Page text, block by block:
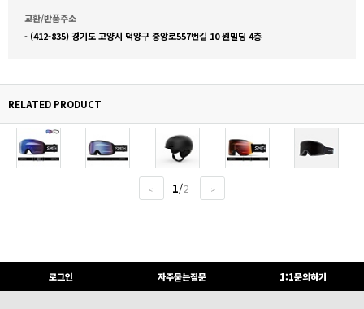
교환/반품주소
- (412-835) 경기도 고양시 덕양구 중앙로557번길 10 원빌딩 4층
RELATED PRODUCT
< 1/2 >
로그인 자주묻는질문 1:1문의하기